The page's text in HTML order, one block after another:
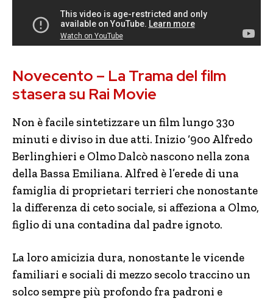
Novecento – La Trama del film
stasera su Rai Movie
Non è facile sintetizzare un film lungo 330
minuti e diviso in due atti. Inizio ‘900 Alfredo
Berlinghieri e Olmo Dalcò nascono nella zona
della Bassa Emiliana. Alfred è l’erede di una
famiglia di proprietari terrieri che nonostante
la differenza di ceto sociale, si affeziona a Olmo,
figlio di una contadina dal padre ignoto.
La loro amicizia dura, nonostante le vicende
familiari e sociali di mezzo secolo traccino un
solco sempre più profondo fra padroni e